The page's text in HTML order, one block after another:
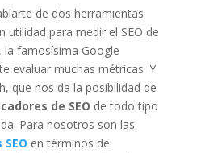
de dos herramientas
utilidad para medir el SEO de
famosísima Google
evaluar muchas métricas. Y
que nos da la posibilidad de
de SEO de todo tipo
Para nosotros son las
en términos de